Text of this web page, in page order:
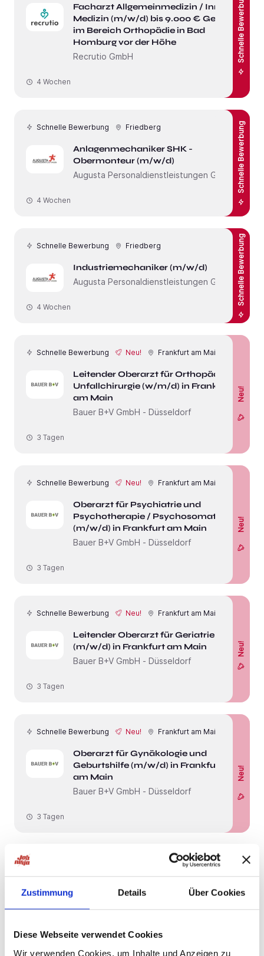
Zustimmung Details Über Cookies
Diese Webseite verwendet Cookies
Wir verwenden Cookies, um Inhalte und Anzeigen zu
Facharzt Allgemeinmedizin / Innere
Medizin (m/w/d) bis 9.000 € Gehalt
im Bereich Orthopädie in Bad
Homburg vor der Höhe
Recrutio GmbH
Schnelle Bewerbung
4 Wochen
Schnelle Bewerbung Friedberg
Anlagenmechaniker SHK -
Obermonteur (m/w/d)
Augusta Personaldienstleistungen GmbH
Schnelle Bewerbung
4 Wochen
Schnelle Bewerbung Friedberg
Industriemechaniker (m/w/d)
Augusta Personaldienstleistungen GmbH
Schnelle Bewerbung
4 Wochen
Schnelle Bewerbung Neu! Frankfurt am Main
Leitender Oberarzt für Orthopädie &
Unfallchirurgie (w/m/d) in Frankfurt
am Main
Bauer B+V GmbH - Düsseldorf
Neu!
3 Tagen
Schnelle Bewerbung Neu! Frankfurt am Main
Oberarzt für Psychiatrie und
Psychotherapie / Psychosomatik
(m/w/d) in Frankfurt am Main
Bauer B+V GmbH - Düsseldorf
Neu!
3 Tagen
Schnelle Bewerbung Neu! Frankfurt am Main
Leitender Oberarzt für Geriatrie
(m/w/d) in Frankfurt am Main
Bauer B+V GmbH - Düsseldorf
Neu!
3 Tagen
Schnelle Bewerbung Neu! Frankfurt am Main
Oberarzt für Gynäkologie und
Geburtshilfe (m/w/d) in Frankfurt
am Main
Bauer B+V GmbH - Düsseldorf
Neu!
3 Tagen
Frankfurt am Main
Frankfurt am Main
Bauer B+V GmbH - Düsseldorf
Neu!
3 Tagen